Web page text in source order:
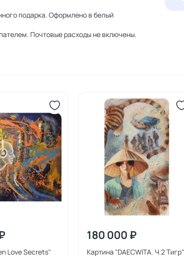
подарка. Оформлено в белый
Почтовые расходы не включены.
Love Secrets"
180 000 ₽
Картина "DAECWITA. Ч.2 Тигр"